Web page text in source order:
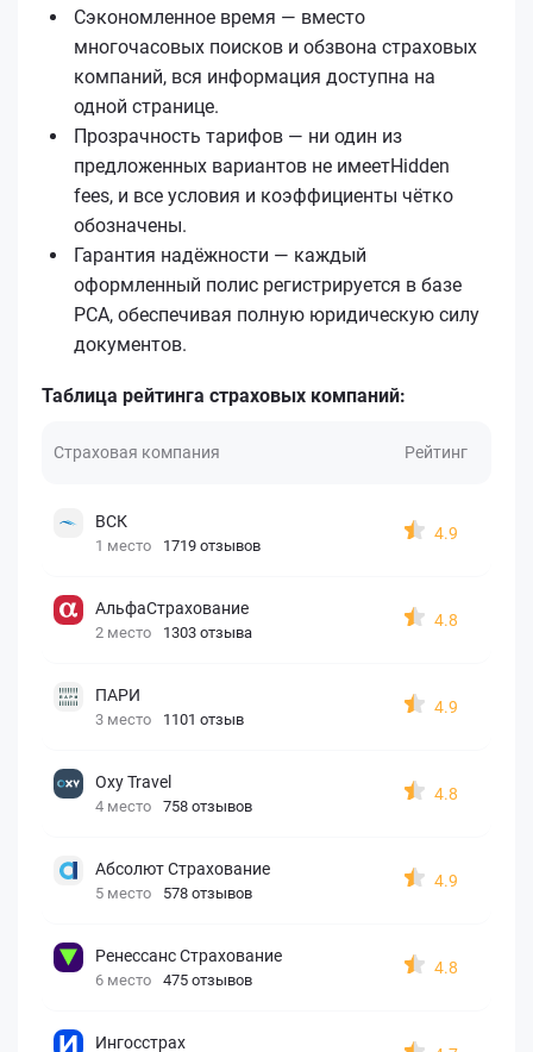
Сэкономленное время — вместо
многочасовых поисков и обзвона страховых
компаний, вся информация доступна на
одной странице.
Прозрачность тарифов — ни один из
предложенных вариантов не имеетHidden
fees, и все условия и коэффициенты чётко
обозначены.
Гарантия надёжности — каждый
оформленный полис регистрируется в базе
РСА, обеспечивая полную юридическую силу
документов.
Таблица рейтинга страховых компаний:
Страховая компания Рейтинг
ВСК
1 место 1719 отзывов
4.9
АльфаСтрахование
2 место 1303 отзыва
4.8
ПАРИ
3 место 1101 отзыв
4.9
Oxy Travel
4 место 758 отзывов
4.8
Абсолют Страхование
5 место 578 отзывов
4.9
Ренессанс Страхование
6 место 475 отзывов
4.8
Ингосстрах